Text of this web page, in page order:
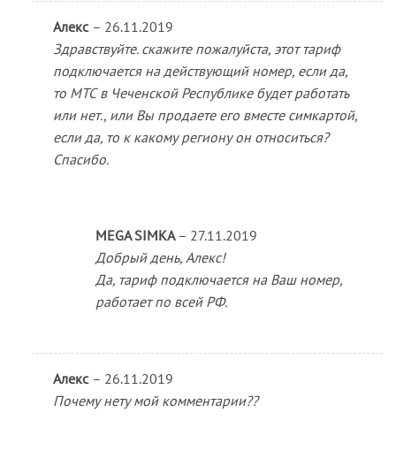
Алекс – 26.11.2019
Здравствуйте. скажите пожалуйста, этот тариф
подключается на действующий номер, если да,
то МТС в Чеченской Республике будет работать
или нет., или Вы продаете его вместе симкартой,
если да, то к какому региону он относиться?
Спасибо.
MEGA SIMKA – 27.11.2019
Добрый день, Алекс!
Да, тариф подключается на Ваш номер,
работает по всей РФ.
Алекс – 26.11.2019
Почему нету мой комментарии??